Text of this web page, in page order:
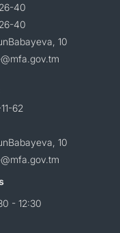
40
40
10
62
10
- 12:30